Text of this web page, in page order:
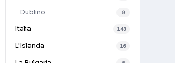
Dublino 9
Italia 143
L'Islanda 16